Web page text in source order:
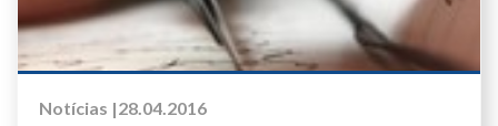
Notícias |28.04.2016